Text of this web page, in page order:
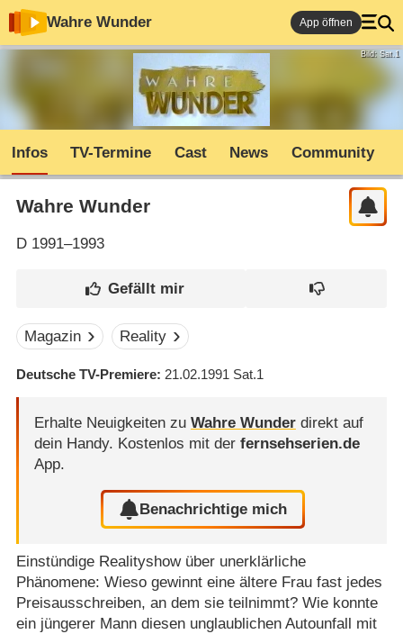
Wahre Wunder App öffnen
Bild: Sat.1
Infos TV-Termine Cast News Community
Wahre Wunder
D1991–1993
Magazin Reality
Deutsche TV-Premiere 21.02.1991 Sat.1
Erhalte Neuigkeiten zu Wahre Wunderdirekt auf
dein Handy. Kostenlos mit der fernsehserien.de
App.
Benachrichtige mich
Einstündige Realityshow über unerklärliche
Phänomene: Wieso gewinnt eine ältere Frau fast jedes
Preisausschreiben, an dem sie teilnimmt? Wie konnte
ein jüngerer Mann diesen unglaublichen Autounfall mit